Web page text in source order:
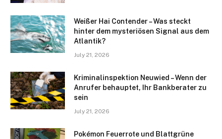
Weißer Hai Contender – Was steckt
hinter dem mysteriösen Signal aus dem
Atlantik?
July 21, 2026
Kriminalinspektion Neuwied – Wenn der
Anrufer behauptet, Ihr Bankberater zu
sein
July 21, 2026
Pokémon Feuerrote und Blattgrüne